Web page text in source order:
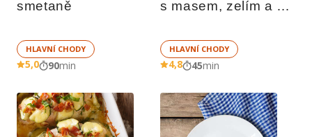
smetaně
HLAVNÍ CHODY
5,0 90min
s masem, zelím a
HLAVNÍ CHODY
4,8 45min